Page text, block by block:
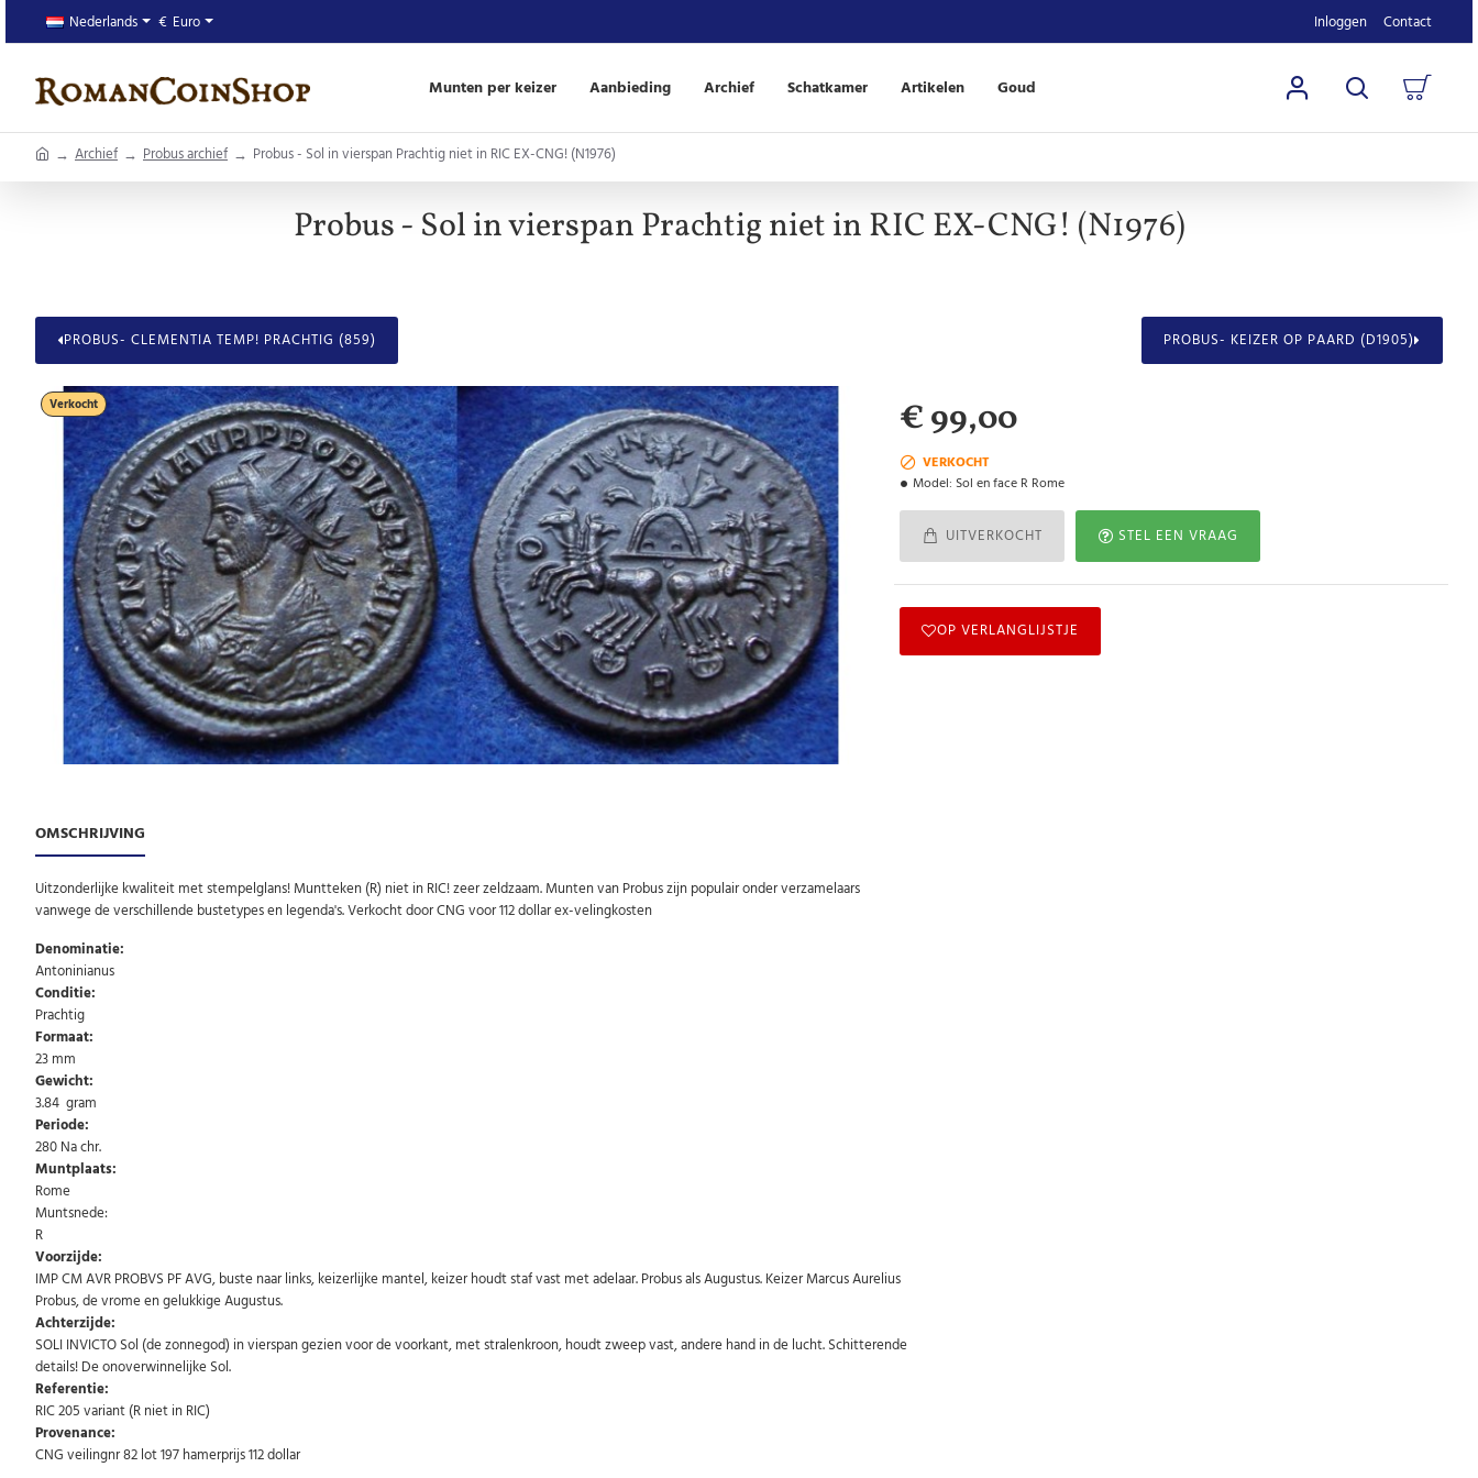
Abonneer u op onze nieuwsbrief
Nederlands € Euro Inloggen Contact
Munten per keizer Aanbieding Archief Schatkamer Artikelen Goud
homeArchief Probus archief Probus - Sol in vierspan Prachtig niet in RIC EX-CNG! (N1976)
Probus - Sol in vierspan Prachtig niet in RIC EX-CNG! (N1976)
PROBUS- CLEMENTIA TEMP! PRACHTIG (859) PROBUS- KEIZER OP PAARD (D1905)
Verkocht
VERKOCHT
Model: Sol en face R Rome
€ 99,00
UITVERKOCHT STEL EEN VRAAG
OP VERLANGLIJSTJE
OMSCHRIJVING
Uitzonderlijke kwaliteit met stempelglans! Muntteken (R) niet in RIC! zeer zeldzaam. Munten van Probus zijn populair onder verzamelaars
vanwege de verschillende bustetypes en legenda's. Verkocht door CNG voor 112 dollar ex-velingkosten
Denominatie:
Antoninianus
Conditie:
Prachtig
Formaat:
23 mm
Gewicht:
3.84 gram
Periode:
280 Na chr.
Muntplaats:
Rome
Muntsnede:
R
Voorzijde:
IMP CM AVR PROBVS PF AVG, buste naar links, keizerlijke mantel, keizer houdt staf vast met adelaar. Probus als Augustus. Keizer Marcus Aurelius
Probus, de vrome en gelukkige Augustus.
Achterzijde:
SOLI INVICTO Sol (de zonnegod) in vierspan gezien voor de voorkant, met stralenkroon, houdt zweep vast, andere hand in de lucht. Schitterende
details! De onoverwinnelijke Sol.
Referentie:
RIC 205 variant (R niet in RIC)
Provenance:
CNG veilingnr 82 lot 197 hamerprijs 112 dollar